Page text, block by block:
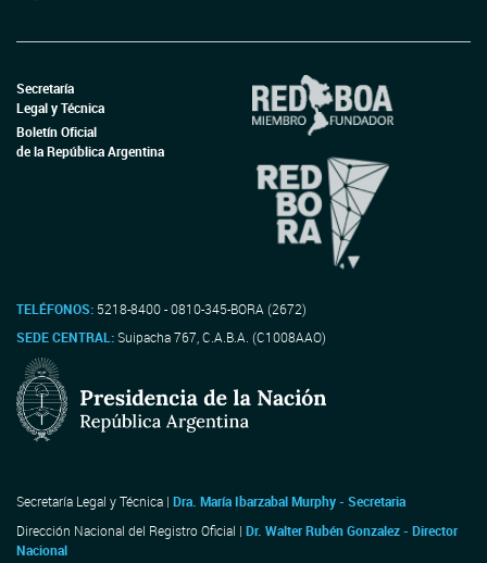
Secretaría
Legal y Técnica
Boletín Oficial
de la República Argentina
TELÉFONOS: 5218-8400 - 0810-345-BORA (2672)
SEDE CENTRAL:Suipacha 767, C.A.B.A. (C1008AAO)
Secretaría Legal y Técnica | Dra. María Ibarzabal Murphy - Secretaria
Dirección Nacional del Registro Oficial | Dr. Walter Rubén Gonzalez - Director
Nacional